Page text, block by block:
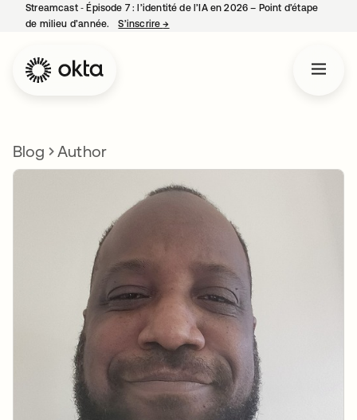
Streamcast ‑ Épisode 7 : l’identité de l’IA en 2026 – Point d’étape
de milieu d’année.
S’inscrire→
Blog Author